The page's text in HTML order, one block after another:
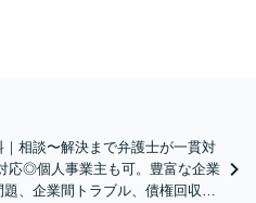
相談〜解決まで弁護士が一貫対
応◎個人事業主も可。豊富な企業
、企業間トラブル、債権回収、